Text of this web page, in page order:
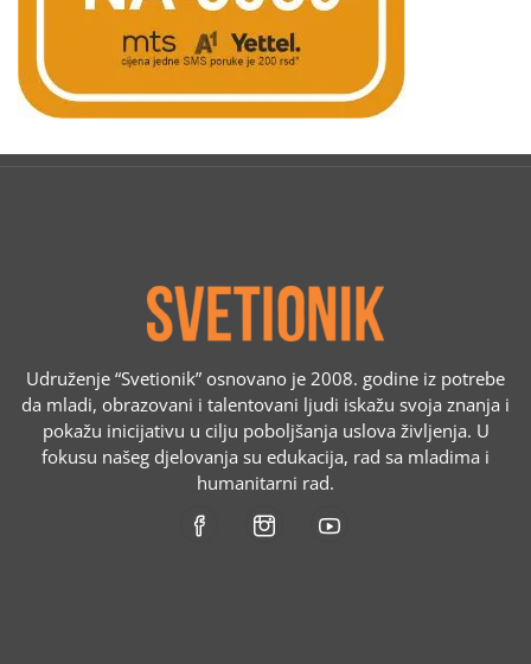
Udruženje “Svetionik” osnovano je 2008. godine iz potrebe
da mladi, obrazovani i talentovani ljudi iskažu svoja znanja i
pokažu inicijativu u cilju poboljšanja uslova življenja. U
fokusu našeg djelovanja su edukacija, rad sa mladima i
humanitarni rad.